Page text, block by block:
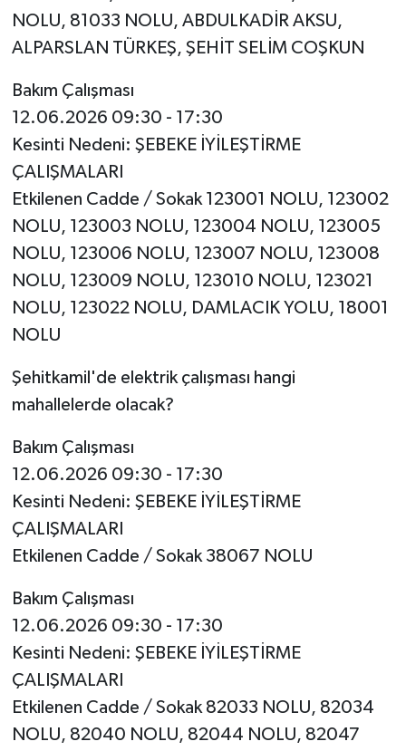
NOLU, 81033 NOLU, ABDULKADİR AKSU,
ALPARSLAN TÜRKEŞ, ŞEHİT SELİM COŞKUN
Bakım Çalışması
12.06.2026 09:30 - 17:30
Kesinti Nedeni: ŞEBEKE İYİLEŞTİRME
ÇALIŞMALARI
Etkilenen Cadde / Sokak 123001 NOLU, 123002
NOLU, 123003 NOLU, 123004 NOLU, 123005
NOLU, 123006 NOLU, 123007 NOLU, 123008
NOLU, 123009 NOLU, 123010 NOLU, 123021
NOLU, 123022 NOLU, DAMLACIK YOLU, 18001
NOLU
Şehitkamil'de elektrik çalışması hangi
mahallelerde olacak?
Bakım Çalışması
12.06.2026 09:30 - 17:30
Kesinti Nedeni: ŞEBEKE İYİLEŞTİRME
ÇALIŞMALARI
Etkilenen Cadde / Sokak 38067 NOLU
Bakım Çalışması
12.06.2026 09:30 - 17:30
Kesinti Nedeni: ŞEBEKE İYİLEŞTİRME
ÇALIŞMALARI
Etkilenen Cadde / Sokak 82033 NOLU, 82034
NOLU, 82040 NOLU, 82044 NOLU, 82047